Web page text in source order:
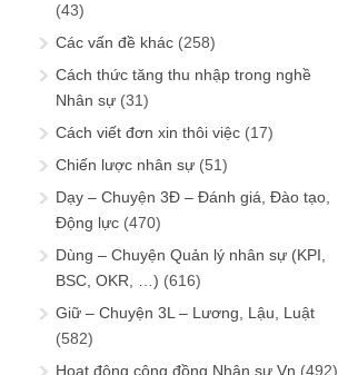
(43)
Các vấn đề khác (258)
Cách thức tăng thu nhập trong nghề
Nhân sự (31)
Cách viết đơn xin thôi việc (17)
Chiến lược nhân sự (51)
Dạy – Chuyện 3Đ – Đánh giá, Đào tạo,
Động lực (470)
Dùng – Chuyện Quản lý nhân sự (KPI,
BSC, OKR, …) (616)
Giữ – Chuyện 3L – Lương, Lậu, Luật
(582)
Hoạt động cộng đồng Nhân sự Vn (492)